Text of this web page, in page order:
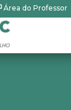
Área do Professor